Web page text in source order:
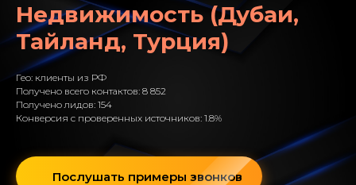
Недвижимость (Дубаи,
Тайланд, Турция)
Гео: клиенты из РФ
Получено всего контактов: 8 852
Получено лидов: 154
Конверсия с проверенных источников: 1.8%
Послушать примеры звонков